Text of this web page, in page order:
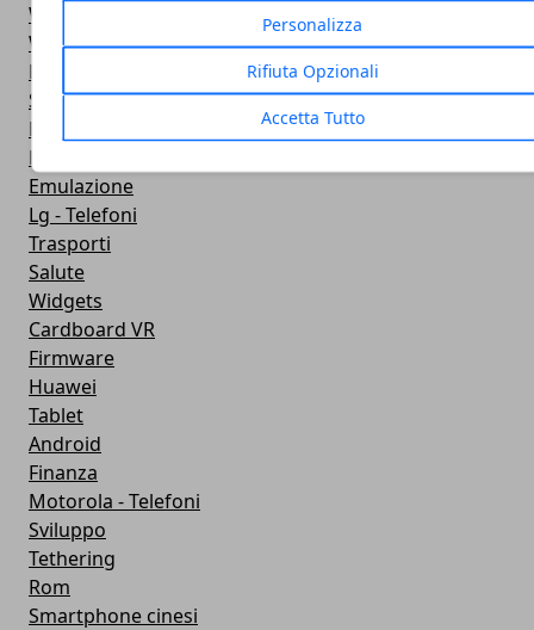
Personalizza
Rifiuta Opzionali
Accetta Tutto
Widget Orologio
Widget Meteo
Ricezione WiFi
Sport
Meteo
Rooting
Emulazione
Lg - Telefoni
Trasporti
Salute
Widgets
Cardboard VR
Firmware
Huawei
Tablet
Android
Finanza
Motorola - Telefoni
Sviluppo
Tethering
Rom
Smartphone cinesi